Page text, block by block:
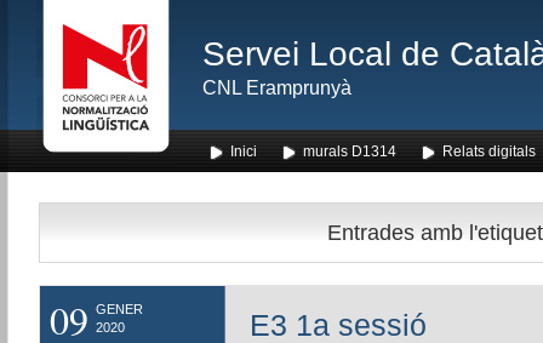
Servei Local de
CNL Eramprunyà
Inici murals D1314 Relats digitals
Entrades amb
09 GENER
2020
E3 1a sessió